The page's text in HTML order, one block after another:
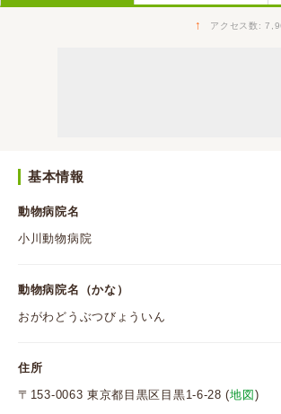
↑ アクセス数:
基本情報
動物病院名
小川動物病院
動物病院名（かな）
おがわどうぶつびょういん
住所
〒153-0063 東京都目黒区目黒1-6-28 (地図 )